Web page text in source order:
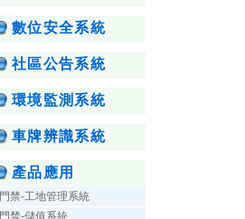
數位安全系統
社區公告系統
環境監測系統
車牌辨識系統
產品應用
門禁-工地管理系統
門禁-儲值系統